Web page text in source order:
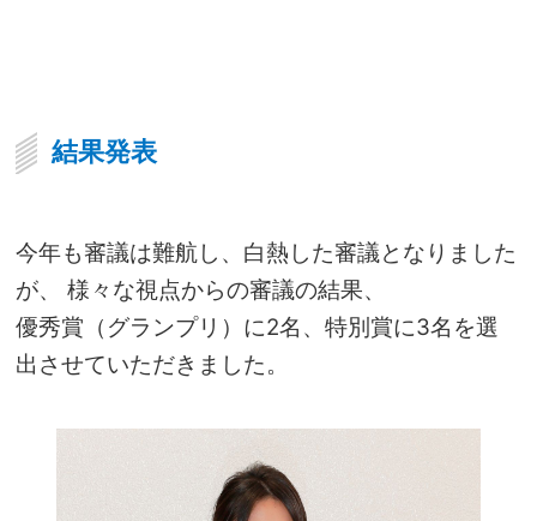
結果発表
今年も審議は難航し、白熱した審議となりました
が、 様々な視点からの審議の結果、
優秀賞（グランプリ）に2名、特別賞に3名を選
出させていただきました。